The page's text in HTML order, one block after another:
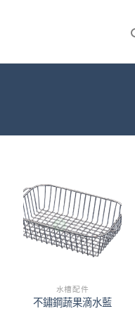
水槽配件
不鏽鋼蔬果滴水藍